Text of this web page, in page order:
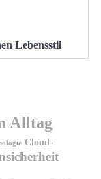
Lebensstil
Alltag
Cloud-